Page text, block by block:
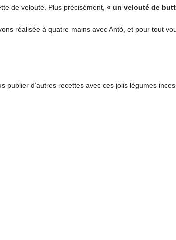
de velouté. Plus précisément, « un velouté de
réalisée à quatre mains avec Antò, et pour tout
d’autres recettes avec ces jolis légumes